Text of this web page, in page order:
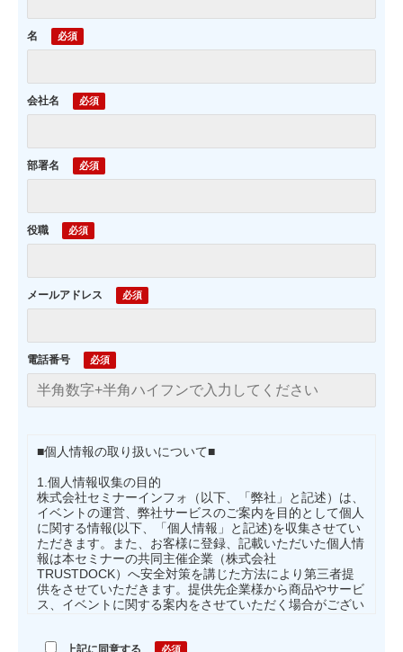
名
会社名
部署名
役職
メールアドレス
電話番号
■個人情報の取り扱いについて■
1.個人情報収集の目的
株式会社セミナーインフォ（以下、「弊社」と記述）は、
イベントの運営、弊社サービスのご案内を目的として個人
に関する情報(以下、「個人情報」と記述)を収集させてい
ただきます。また、お客様に登録、記載いただいた個人情
報は本セミナーの共同主催企業（株式会社
TRUSTDOCK）へ安全対策を講じた方法により第三者提
供をさせていただきます。提供先企業様から商品やサービ
ス、イベントに関する案内をさせていただく場合がござい